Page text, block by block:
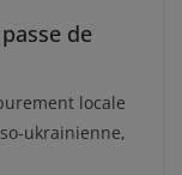
de
locale
ukrainienne,